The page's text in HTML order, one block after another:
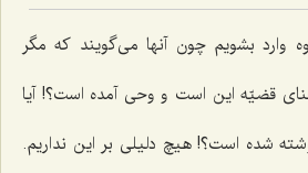
وارد بشویم چون آنها می‌گویند که مگر
قضیّه این است و وحی آمده است؟! آیا
شده است؟! هیچ دلیلی بر این نداریم.